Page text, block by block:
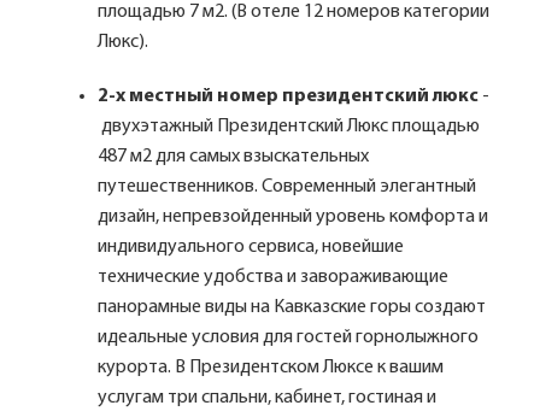
площадью 7 м2. (В отеле 12 номеров категории
Люкс).
2-х местный номер президентский люкс -
двухэтажный Президентский Люкс площадью
487 м2 для самых взыскательных
путешественников. Современный элегантный
дизайн, непревзойденный уровень комфорта и
индивидуального сервиса, новейшие
технические удобства и завораживающие
панорамные виды на Кавказские горы создают
идеальные условия для гостей горнолыжного
курорта. В Президентском Люксе к вашим
услугам три спальни, кабинет, гостиная и